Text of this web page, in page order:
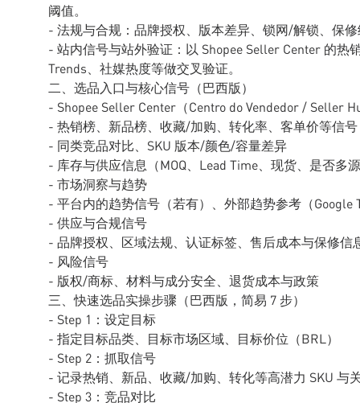
阈值。
- 法规与合规：品牌授权、版本差异、锁网/解锁、保
- 站内信号与站外验证：以 Shopee Seller Center 的
Trends、社媒热度等做交叉验证。
二、选品入口与核心信号（巴西版）
- Shopee Seller Center（Centro do Vendedor / Seller
- 热销榜、新品榜、收藏/加购、转化率、客单价等信号
- 同类竞品对比、SKU 版本/颜色/容量差异
- 库存与供应信息（MOQ、Lead Time、现货、是否多
- 市场洞察与趋势
- 平台内的趋势信号（若有）、外部趋势参考（
- 供应与合规信号
- 品牌授权、区域法规、认证标签、售后成本与保修信
- 风险信号
- 版权/商标、材料与成分安全、退货成本与政策
三、快速选品实操步骤（巴西版，简易 7 步）
- Step 1：设定目标
- 指定目标品类、目标市场区域、目标价位（BRL）
- Step 2：抓取信号
- 记录热销、新品、收藏/加购、转化等高潜力 SKU 与
- Step 3：竞品对比